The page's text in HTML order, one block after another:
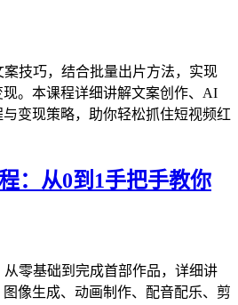
技巧，结合批量出片方法，实现
。本课程详细讲解文案创作、AI
变现策略，助你轻松抓住短视频红
：从0到1手把手教你
零基础到完成首部作品，详细讲
像生成、动画制作、配音配乐、剪